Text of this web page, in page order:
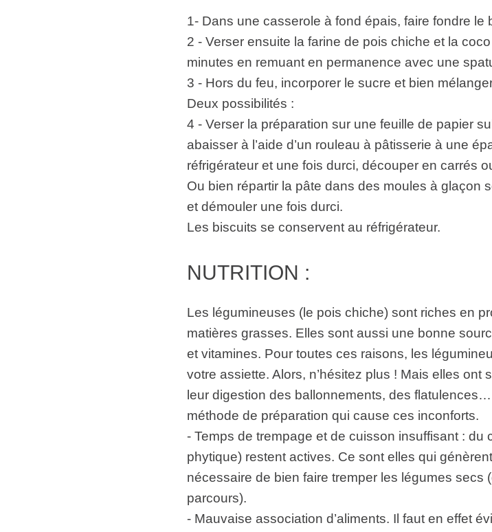
1- Dans une casserole à fond épais, faire fondre le
2 - Verser ensuite la farine de pois chiche et la
minutes en remuant en permanence avec une
3 - Hors du feu, incorporer le sucre et bien
Deux possibilités :
4 - Verser la préparation sur une feuille de papier
abaisser à l’aide d’un rouleau à pâtisserie à une
réfrigérateur et une fois durci, découper en carrés
Ou bien répartir la pâte dans des moules à glaçon
et démouler une fois durci.
Les biscuits se conservent au réfrigérateur.
NUTRITION :
Les légumineuses (le pois chiche) sont riches en
matières grasses. Elles sont aussi une bonne
et vitamines. Pour toutes ces raisons, les
votre assiette. Alors, n’hésitez plus ! Mais elles
leur digestion des ballonnements, des
méthode de préparation qui cause ces inconforts.
- Temps de trempage et de cuisson insuffisant : du
phytique) restent actives. Ce sont elles qui
nécessaire de bien faire tremper les légumes secs
parcours).
- Mauvaise association d’aliments. Il faut en effet